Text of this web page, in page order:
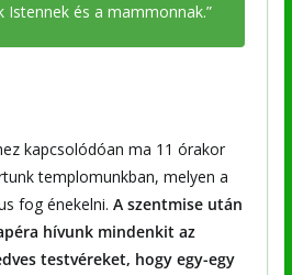
és a mammonnak.”
kapcsolódóan ma 11 órakor
templomunkban, melyen a
fog énekelni. A szentmise után
hívunk mindenkit az
testvéreket, hogy egy-egy